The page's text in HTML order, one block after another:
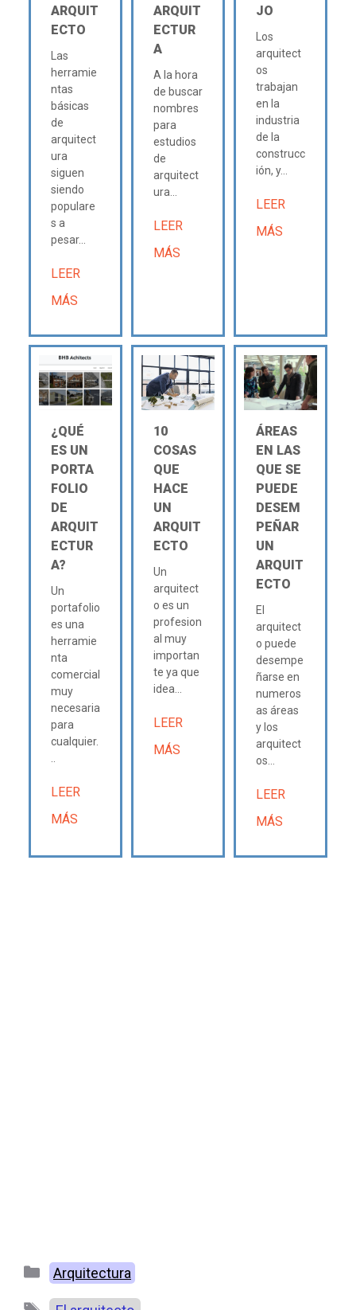
ARQUIT
ECTO
Las
herramie
ntas
básicas
de
arquitect
ura
siguen
siendo
populare
s a
pesar...
LEER
MÁS
ARQUIT
ECTUR
A
A la hora
de buscar
nombres
para
estudios
de
arquitect
ura...
LEER
MÁS
JO
Los
arquitect
os
trabajan
en la
industria
de la
construcc
ión, y...
LEER
MÁS
¿QUÉ
ES UN
PORTA
FOLIO
DE
ARQUIT
ECTUR
A?
Un
portafolio
es una
herramie
nta
comercial
muy
necesaria
para
cualquier.
LEER
MÁS
10
COSAS
QUE
HACE
UN
ARQUIT
ECTO
Un
arquitect
o es un
profesion
al muy
importan
te ya que
idea...
LEER
MÁS
ÁREAS
EN LAS
QUE SE
PUEDE
DESEM
PEÑAR
UN
ARQUIT
ECTO
El
arquitect
o puede
desempe
ñarse en
numeros
as áreas
y los
arquitect
os...
LEER
MÁS
Categorías
Arquitectura